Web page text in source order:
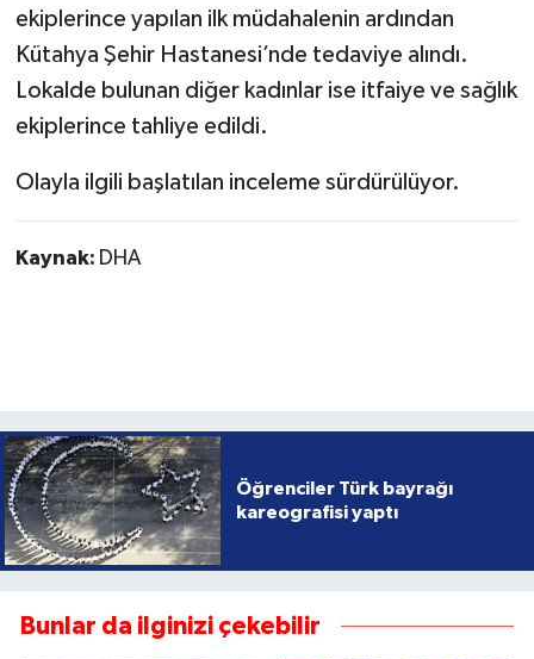
ekiplerince yapılan ilk müdahalenin ardından
Kütahya Şehir Hastanesi’nde tedaviye alındı.
Lokalde bulunan diğer kadınlar ise itfaiye ve sağlık
ekiplerince tahliye edildi.
Olayla ilgili başlatılan inceleme sürdürülüyor.
Kaynak: DHA
Öğrenciler Türk bayrağı
kareografisi yaptı
Bunlar da ilginizi çekebilir